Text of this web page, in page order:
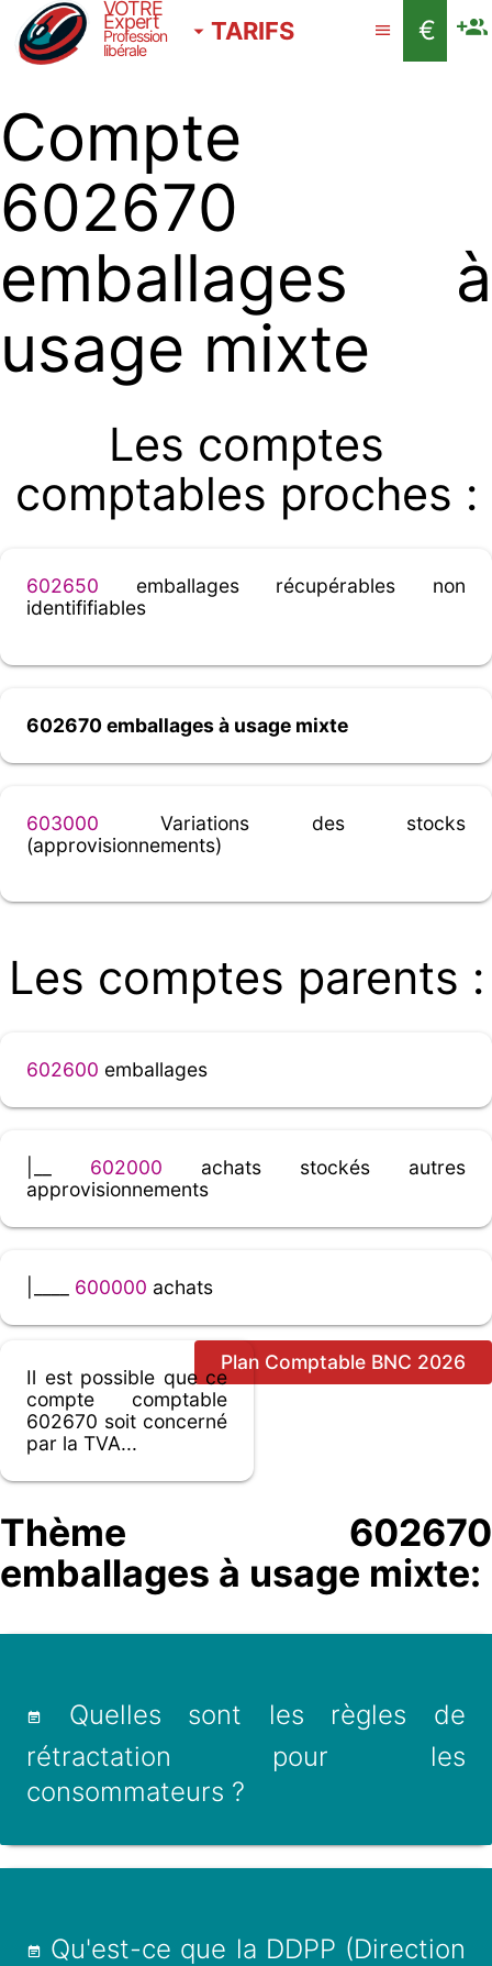
VOTRE
Expert
Profession
libérale
TARIFS €
Compte
602670
emballages à
usage mixte
Les comptes
comptables proches :
602650 emballages récupérables non
identififiables
602670 emballages à usage mixte
603000 Variations des stocks
(approvisionnements)
Les comptes parents :
602600 emballages
602000 achats stockés autres
approvisionnements
600000 achats
Plan Comptable BNC 2026
Il est possible que ce
compte comptable
602670 soit concerné
par la TVA...
Thème 602670
emballages à usage mixte:
Quelles sont les règles de
rétractation pour les
consommateurs ?
Qu'est-ce que la DDPP (Direction